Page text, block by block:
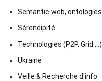
Semantic web, ontologies
Sérendipité
Technologies (P2P, Grid …)
Ukraine
Veille & Recherche d'info